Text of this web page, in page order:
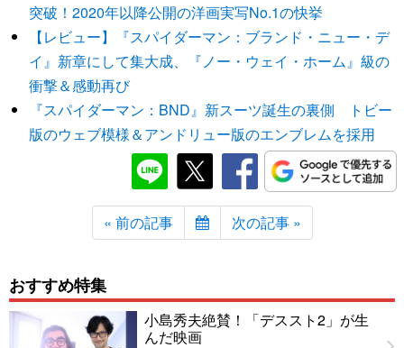
突破！2020年以降公開の洋画実写No.1の快挙
【レビュー】『スパイダーマン：ブランド・ニュー・デ
イ』新章にして集大成、『ノー・ウェイ・ホーム』級の
衝撃＆感動再び
『スパイダーマン：BND』新スーツ誕生の裏側 トビー
版のウェブ模様＆アンドリュー版のエンブレムを採用
« 前の記事 次の記事 »
おすすめ特集
小島秀夫絶賛！「デススト2」が生
んだ映画